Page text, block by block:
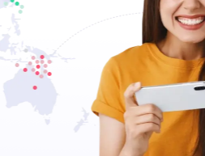
ofertas.
sobre crawlers da
contato
soluções premium personalizadas para